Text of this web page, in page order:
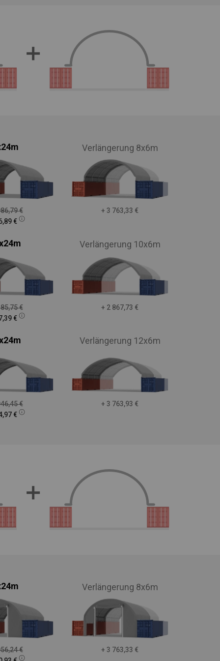
€
€
Verlängerung 8x6m
+ 3 763,33 €
€
€
Verlängerung 10x6m
+ 2 867,73 €
€
€
Verlängerung 12x6m
+ 3 763,93 €
€
Verlängerung 8x6m
+ 3 763,33 €